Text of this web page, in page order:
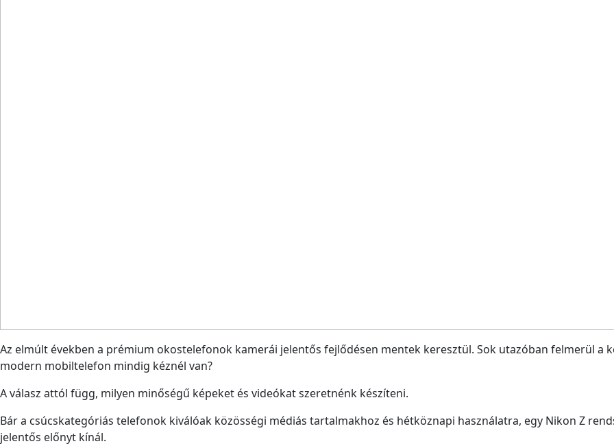
Az elmúlt években a prémium okostelefonok kamerái jelentős fejlődésen mentek keresztül. Sok utazóban felmerül a
modern mobiltelefon mindig kéznél van?
A válasz attól függ, milyen minőségű képeket és videókat szeretnénk készíteni.
Bár a csúcskategóriás telefonok kiválóak közösségi médiás tartalmakhoz és hétköznapi használatra, egy Nikon Z
jelentős előnyt kínál.